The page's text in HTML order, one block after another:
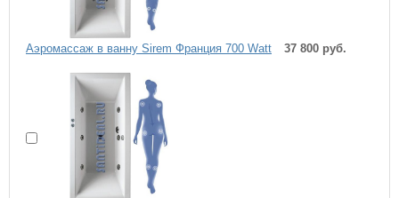
Аэромассаж в ванну Sirem Франция 700 Watt 37 800 руб.